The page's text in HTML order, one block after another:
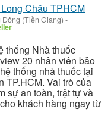
Châu TPHCM
Đông (Tiền Giang) -
thống Nhà thuốc
20 nhân viên bảo
thống nhà thuốc tại
TP.HCM. Vai trò của
sự an toàn, trật tự và
khách hàng ngay từ